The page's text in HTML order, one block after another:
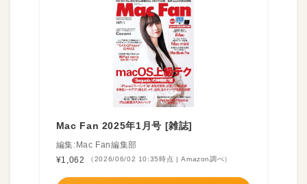
Mac Fan 2025年1月号 [雑誌]
編集:Mac Fan編集部
¥1,062
（2026/06/02 10:35時点 | Amazon調べ）